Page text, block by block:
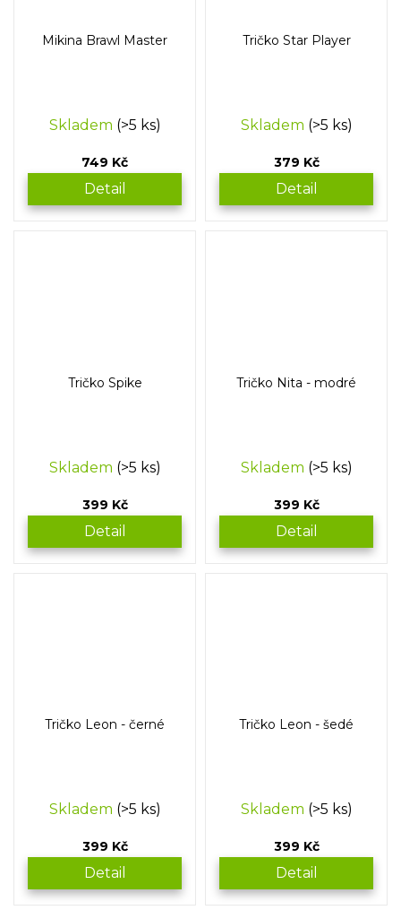
Mikina Brawl Master
Skladem (>5 ks)
749 Kč
Detail
Tričko Star Player
Skladem (>5 ks)
379 Kč
Detail
Tričko Spike
Skladem (>5 ks)
399 Kč
Detail
Tričko Nita - modré
Skladem (>5 ks)
399 Kč
Detail
Tričko Leon - černé
Skladem (>5 ks)
399 Kč
Detail
Tričko Leon - šedé
Skladem (>5 ks)
399 Kč
Detail